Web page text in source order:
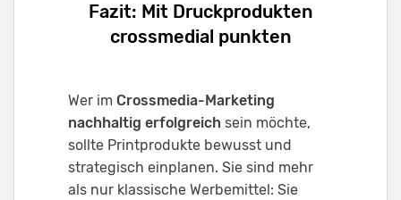
Fazit: Mit Druckprodukten
crossmedial punkten
Wer im Crossmedia-Marketing
nachhaltig erfolgreich sein möchte,
sollte Printprodukte bewusst und
strategisch einplanen. Sie sind mehr
als nur klassische Werbemittel: Sie